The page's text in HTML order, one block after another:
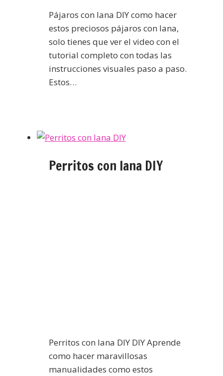
Pájaros con lana DIY como hacer
estos preciosos pájaros con lana,
solo tienes que ver el video con el
tutorial completo con todas las
instrucciones visuales paso a paso.
Estos…
Perritos con lana DIY
Perritos con lana DIY DIY Aprende
como hacer maravillosas
manualidades como estos